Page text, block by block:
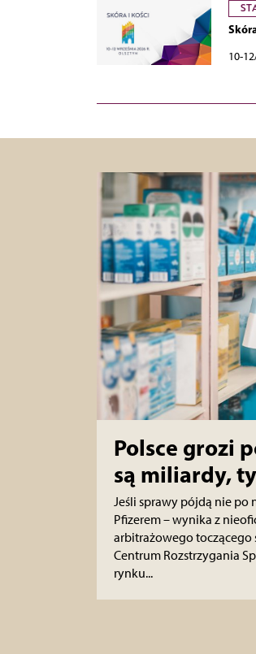
10-
Polsce grozi
są miliardy,
Jeśli sprawy pójdą nie po
Pfizerem – wynika z
arbitrażowego toczącego
Centrum Rozstrzygania
rynku...